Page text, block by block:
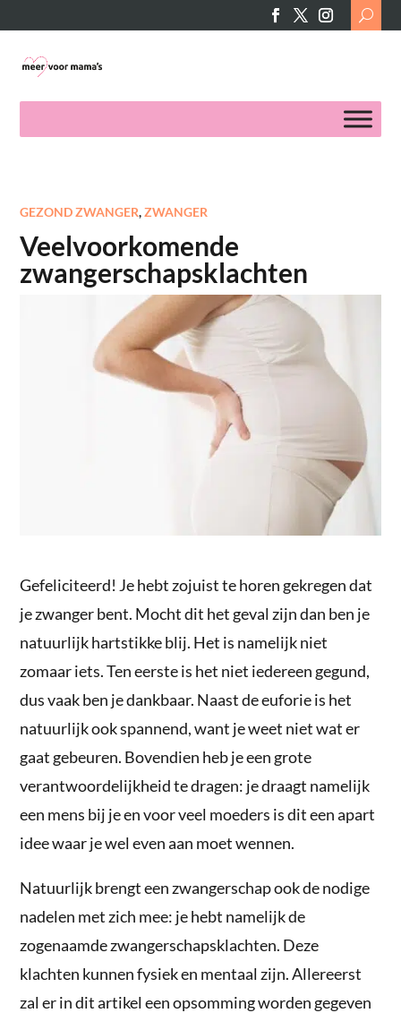
Search
for:
GEZOND ZWANGER,ZWANGER
Veelvoorkomende
zwangerschapsklachten
Gefeliciteerd! Je hebt zojuist te horen gekregen dat
je zwanger bent. Mocht dit het geval zijn dan ben je
natuurlijk hartstikke blij. Het is namelijk niet
zomaar iets. Ten eerste is het niet iedereen gegund,
dus vaak ben je dankbaar. Naast de euforie is het
natuurlijk ook spannend, want je weet niet wat er
gaat gebeuren. Bovendien heb je een grote
verantwoordelijkheid te dragen: je draagt namelijk
een mens bij je en voor veel moeders is dit een apart
idee waar je wel even aan moet wennen.
Natuurlijk brengt een zwangerschap ook de nodige
nadelen met zich mee: je hebt namelijk de
zogenaamde zwangerschapsklachten. Deze
klachten kunnen fysiek en mentaal zijn. Allereerst
zal er in dit artikel een opsomming worden gegeven